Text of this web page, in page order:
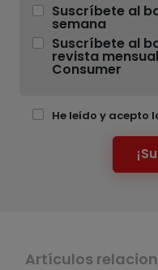
Suscríbete al
semana
Suscríbete al
revista mensual
Consumer
He leído y acepto
Artículos